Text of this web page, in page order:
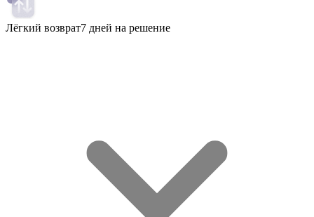
Лёгкий возврат7 дней на решение